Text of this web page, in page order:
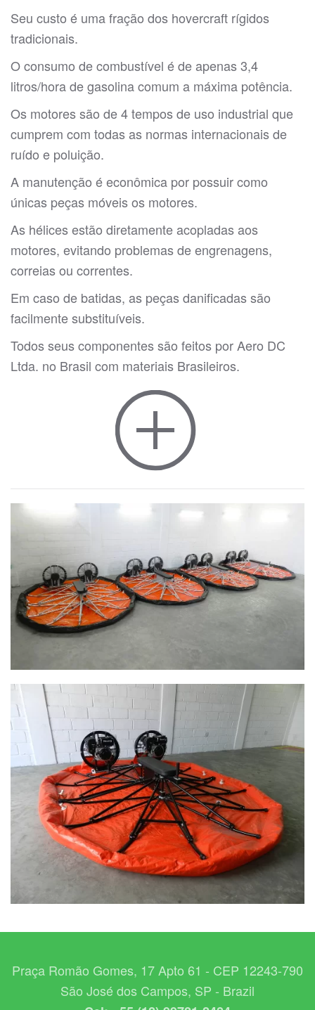
Seu custo é uma fração dos hovercraft rígidos
tradicionais.
O consumo de combustível é de apenas 3,4
litros/hora de gasolina comum a máxima potência.
Os motores são de 4 tempos de uso industrial que
cumprem com todas as normas internacionais de
ruído e poluição.
A manutenção é econômica por possuir como
únicas peças móveis os motores.
As hélices estão diretamente acopladas aos
motores, evitando problemas de engrenagens,
correias ou correntes.
Em caso de batidas, as peças danificadas são
facilmente substituíveis.
Todos seus componentes são feitos por Aero DC
Ltda. no Brasil com materiais Brasileiros.
Praça Romão Gomes, 17 Apto 61 - CEP 12243-790
São José dos Campos, SP - Brazil